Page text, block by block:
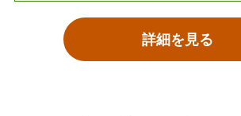
高齢者医療制度に加入して3ヶ月以内
た方は、加入前の健康保険からこれに
がある場合は支給されません。※申請
詳細を見る